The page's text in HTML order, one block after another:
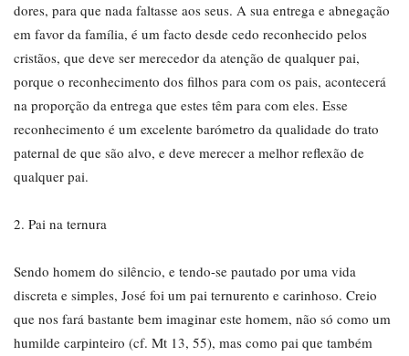
dores, para que nada faltasse aos seus. A sua entrega e abnegação
em favor da família, é um facto desde cedo reconhecido pelos
cristãos, que deve ser merecedor da atenção de qualquer pai,
porque o reconhecimento dos filhos para com os pais, acontecerá
na proporção da entrega que estes têm para com eles. Esse
reconhecimento é um excelente barómetro da qualidade do trato
paternal de que são alvo, e deve merecer a melhor reflexão de
qualquer pai.
2. Pai na ternura
Sendo homem do silêncio, e tendo-se pautado por uma vida
discreta e simples, José foi um pai ternurento e carinhoso. Creio
que nos fará bastante bem imaginar este homem, não só como um
humilde carpinteiro (cf. Mt 13, 55), mas como pai que também